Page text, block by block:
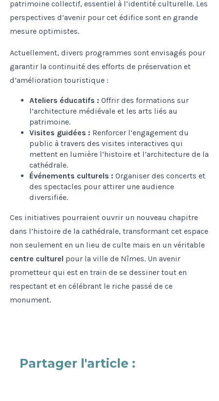
patrimoine collectif, essentiel à l’identité culturelle. Les
perspectives d’avenir pour cet édifice sont en grande
mesure optimistes.
Actuellement, divers programmes sont envisagés pour
garantir la continuité des efforts de préservation et
d’amélioration touristique :
Ateliers éducatifs : Offrir des formations sur
l’architecture médiévale et les arts liés au
patrimoine.
Visites guidées : Renforcer l’engagement du
public à travers des visites interactives qui
mettent en lumière l’histoire et l’architecture de la
cathédrale.
Événements culturels : Organiser des concerts et
des spectacles pour attirer une audience
diversifiée.
Ces initiatives pourraient ouvrir un nouveau chapitre
dans l’histoire de la cathédrale, transformant cet espace
non seulement en un lieu de culte mais en un véritable
centre culturel pour la ville de Nîmes. Un avenir
prometteur qui est en train de se dessiner tout en
respectant et en célébrant le riche passé de ce
monument.
Partager l'article :